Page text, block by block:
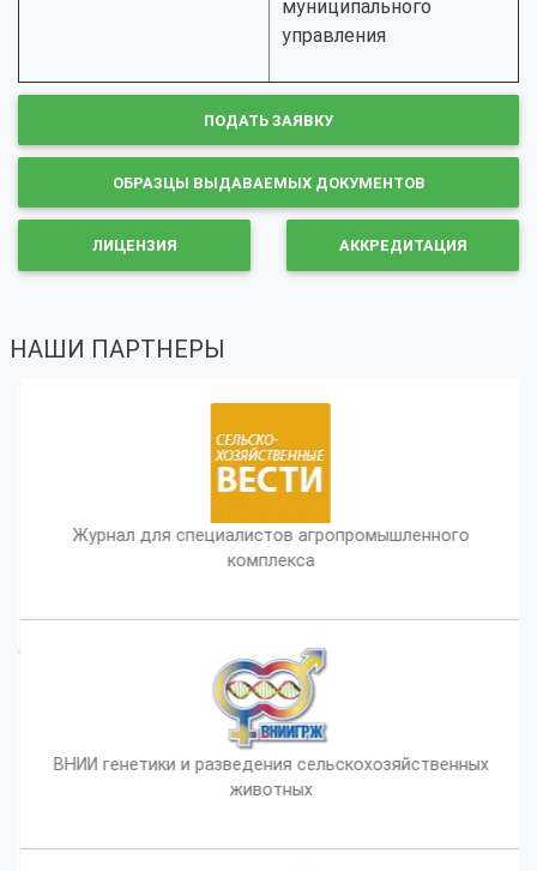
муниципального
управления
ПОДАТЬ ЗАЯВКУ
ОБРАЗЦЫ ВЫДАВАЕМЫХ ДОКУМЕНТОВ
ЛИЦЕНЗИЯ АККРЕДИТАЦИЯ
НАШИ ПАРТНЕРЫ
Журнал для специалистов агропромышленного
комплекса
ВНИИ генетики и разведения сельскохозяйственных
животных